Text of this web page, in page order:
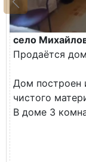
село
Продаётся
Дом построен
чистого
В доме 3